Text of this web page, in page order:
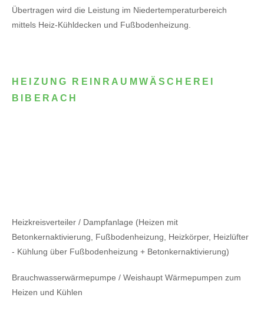
Übertragen wird die Leistung im Niedertemperaturbereich
mittels Heiz-Kühldecken und Fußbodenheizung.
HEIZUNG REINRAUMWÄSCHEREI
BIBERACH
Heizkreisverteiler / Dampfanlage (Heizen mit
Betonkernaktivierung, Fußbodenheizung, Heizkörper, Heizlüfter
- Kühlung über Fußbodenheizung + Betonkernaktivierung)
Brauchwasserwärmepumpe / Weishaupt Wärmepumpen zum
Heizen und Kühlen